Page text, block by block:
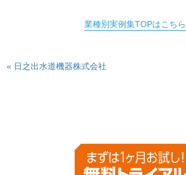
業種別実例集TOPはこちら
« 日之出水道機器株式会社